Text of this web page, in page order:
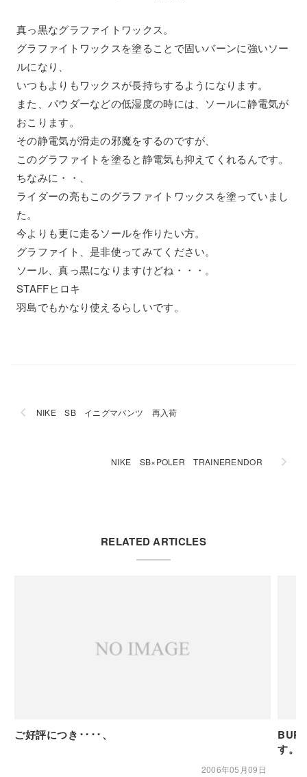
真っ黒なグラファイトワックス。
グラファイトワックスを塗ることで固いバーンに強いソー
ルになり、
いつもよりもワックスが長持ちするようになります。
また、パウダーなどの低湿度の時には、ソールに静電気が
おこります。
その静電気が滑走の邪魔をするのですが、
このグラファイトを塗ると静電気も抑えてくれるんです。
ちなみに・・、
ライダーの亮もこのグラファイトワックスを塗っていまし
た。
今よりも更に走るソールを作りたい方。
グラファイト、是非使ってみてください。
ソール、真っ黒になりますけどね・・・。
STAFFヒロキ
羽島でもかなり使えるらしいです。
NIKE SB イニグマパンツ 再入荷
NIKE SB×POLER TRAINERENDOR
RELATED ARTICLES
ご好評につき････、
2006年05月09日
す。